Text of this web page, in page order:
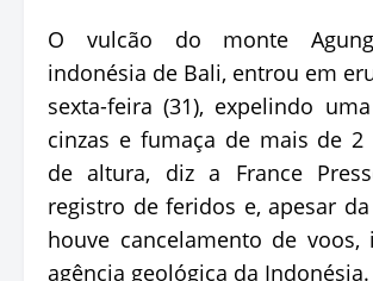
O vulcão do monte
indonésia de Bali, entrou em
sexta-feira (31), expelindo
cinzas e fumaça de mais de
de altura, diz a France
registro de feridos e, apesar
houve cancelamento de
agência geológica da Indonésia.